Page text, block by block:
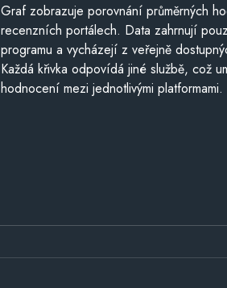
Graf zobrazuje porovnání průměrných
recenzních portálech. Data zahrnují
programu a vycházejí z veřejně
Každá křivka odpovídá jiné službě, což
hodnocení mezi jednotlivými platformami.